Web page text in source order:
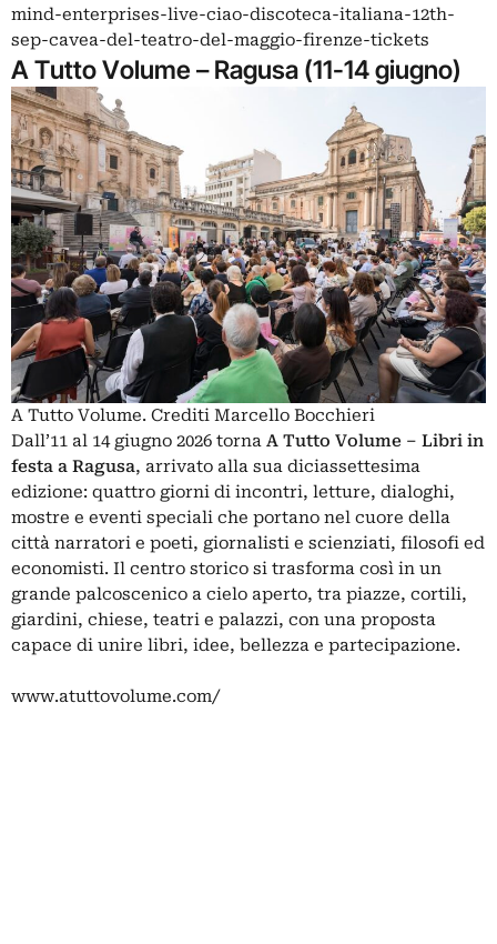
mind-enterprises-live-ciao-discoteca-italiana-12th-
sep-cavea-del-teatro-del-maggio-firenze-tickets
A Tutto Volume – Ragusa (11-14 giugno)
A Tutto Volume. Crediti Marcello Bocchieri
Dall’11 al 14 giugno 2026 torna A Tutto Volume – Libri in
festa a Ragusa, arrivato alla sua diciassettesima
edizione: quattro giorni di incontri, letture, dialoghi,
mostre e eventi speciali che portano nel cuore della
città narratori e poeti, giornalisti e scienziati, filosofi ed
economisti. Il centro storico si trasforma così in un
grande palcoscenico a cielo aperto, tra piazze, cortili,
giardini, chiese, teatri e palazzi, con una proposta
capace di unire libri, idee, bellezza e partecipazione.
www.atuttovolume.com/